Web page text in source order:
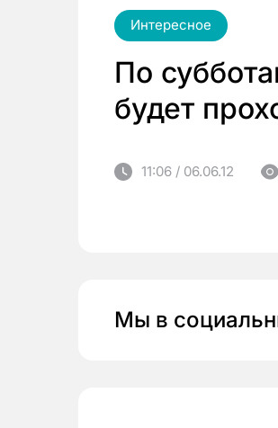
Интересное
По
будет
11:06 / 06.06.12
Мы в